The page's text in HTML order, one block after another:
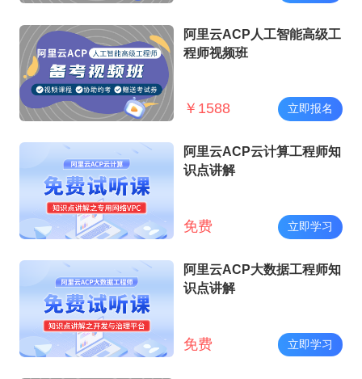
阿里云ACP人工智能高级工
程师视频班
￥ 1588 立即报名
阿里云ACP云计算工程师知
识点讲解
免费 立即学习
阿里云ACP大数据工程师知
识点讲解
免费 立即学习